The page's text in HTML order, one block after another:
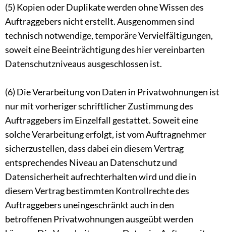
(5) Kopien oder Duplikate werden ohne Wissen des
Auftraggebers nicht erstellt. Ausgenommen sind
technisch notwendige, temporäre Vervielfältigungen,
soweit eine Beeinträchtigung des hier vereinbarten
Datenschutzniveaus ausgeschlossen ist.
(6) Die Verarbeitung von Daten in Privatwohnungen ist
nur mit vorheriger schriftlicher Zustimmung des
Auftraggebers im Einzelfall gestattet. Soweit eine
solche Verarbeitung erfolgt, ist vom Auftragnehmer
sicherzustellen, dass dabei ein diesem Vertrag
entsprechendes Niveau an Datenschutz und
Datensicherheit aufrechterhalten wird und die in
diesem Vertrag bestimmten Kontrollrechte des
Auftraggebers uneingeschränkt auch in den
betroffenen Privatwohnungen ausgeübt werden